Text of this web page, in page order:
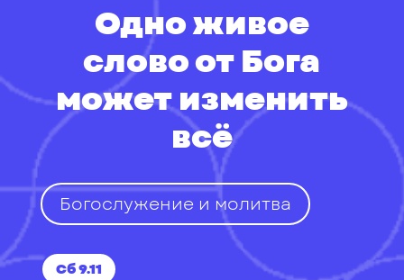
Одно живое
слово от Бога
может изменить
всё
Богослужение и молитва
Сб 9.11